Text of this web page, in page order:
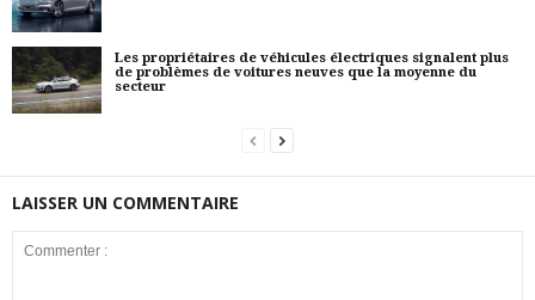
Les propriétaires de véhicules électriques signalent plus
de problèmes de voitures neuves que la moyenne du
secteur
LAISSER UN COMMENTAIRE